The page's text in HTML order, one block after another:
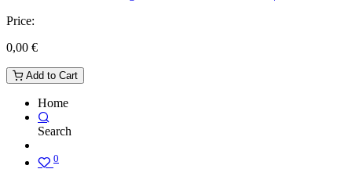
Price:
0,00 €
Add to Cart
Home
Search
0